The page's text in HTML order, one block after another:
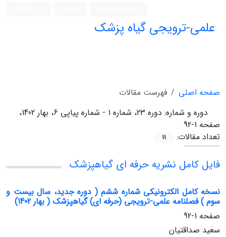
علمی-ترویجی گیاه پزشک
صفحه اصلی
فهرست مقالات
دوره و شماره:
دوره 23، شماره 1 - شماره پیاپی 6، بهار 1402،
صفحه 1-92
تعداد مقالات:
11
فایل کامل نشریه حرفه ای گیاهپزشک
نسخه کامل الکترونیکی شماره ششم ( دوره جدید، سال بیست و
سوم ) فصلنامه علمی-ترویجی (حرفه ای) گیاهپزشک ( بهار 1402)
صفحه 1-92
سعید صداقتیان